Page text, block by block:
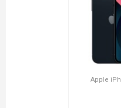
Apple